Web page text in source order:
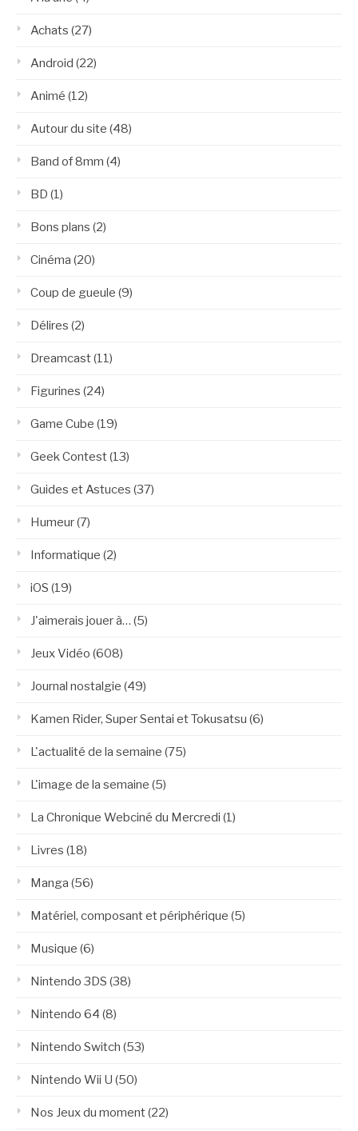
Achats (27)
Android (22)
Animé (12)
Autour du site (48)
Band of 8mm (4)
BD (1)
Bons plans (2)
Cinéma (20)
Coup de gueule (9)
Délires (2)
Dreamcast(11)
Figurines (24)
Game Cube (19)
Geek Contest(13)
Guides et Astuces (37)
Humeur(7)
Informatique (2)
iOS (19)
J'aimerais jouer à… (5)
Jeux Vidéo (608)
Journal nostalgie (49)
Kamen Rider, Super Sentai et Tokusatsu (6)
L'actualité de la semaine (75)
L'image de la semaine (5)
La Chronique Webciné du Mercredi (1)
Livres (18)
Manga (56)
Matériel, composant et périphérique (5)
Musique (6)
Nintendo 3DS (38)
Nintendo 64 (8)
Nintendo Switch (53)
Nintendo Wii U (50)
Nos Jeux du moment(22)